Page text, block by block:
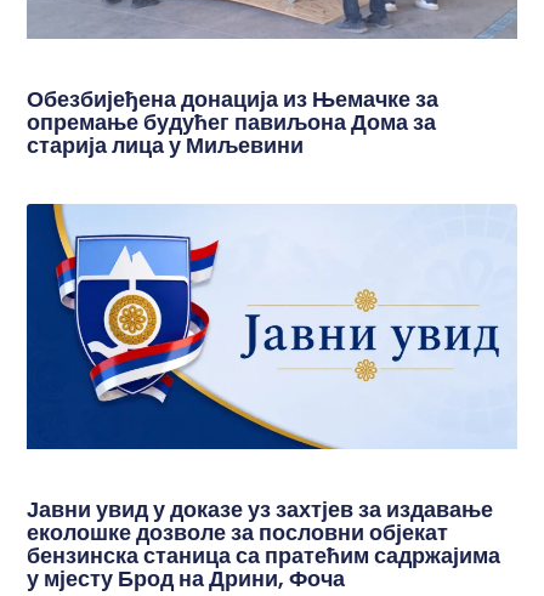
Обезбијеђена донација из Њемачке за
опремање будућег павиљона Дома за
старија лица у Миљевини
Јавни увид у доказе уз захтјев за издавање
еколошке дозволе за пословни објекат
бензинска станица са пратећим садржајима
у мјесту Брод на Дрини, Фоча